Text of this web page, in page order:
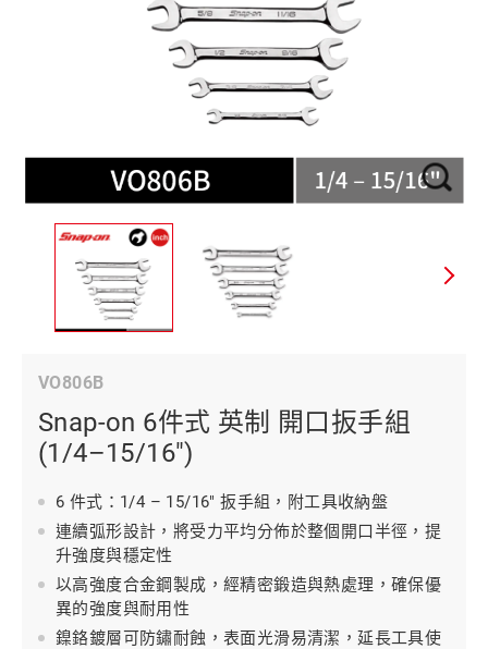
VO806B
Snap-on 6件式 英制 開口扳手組
(1/4–15/16")
6 件式：1/4 – 15/16" 扳手組，附工具收納盤
連續弧形設計，將受力平均分佈於整個開口半徑，提
升強度與穩定性
以高強度合金鋼製成，經精密鍛造與熱處理，確保優
異的強度與耐用性
鎳鉻鍍層可防鏽耐蝕，表面光滑易清潔，延長工具使